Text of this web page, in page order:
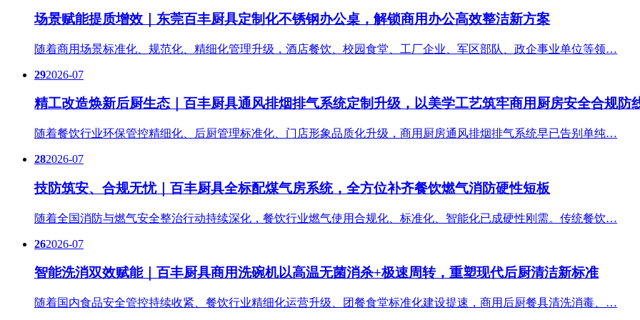
场景赋能提质增效｜东莞百丰厨具定制化不锈钢办公桌，解锁商用办公高效整洁新方案
随着商用场景标准化、规范化、精细化管理升级，酒店餐饮、校园食堂、工厂企业、军区部队、政企事业单位等领…
292026-07
精工改造焕新后厨生态｜百丰厨具通风排烟排气系统定制升级，以美学工艺筑牢商用厨房安全合规防
随着餐饮行业环保管控精细化、后厨管理标准化、门店形象品质化升级，商用厨房通风排烟排气系统早已告别单纯…
282026-07
技防筑安、合规无忧｜百丰厨具全标配煤气房系统，全方位补齐餐饮燃气消防硬性短板
随着全国消防与燃气安全整治行动持续深化，餐饮行业燃气使用合规化、标准化、智能化已成硬性刚需。传统餐饮…
262026-07
智能洗消双效赋能｜百丰厨具商用洗碗机以高温无菌消杀+极速周转，重塑现代后厨清洁新标准
随着国内食品安全管控持续收紧、餐饮行业精细化运营升级、团餐食堂标准化建设提速，商用后厨餐具清洗消毒、…